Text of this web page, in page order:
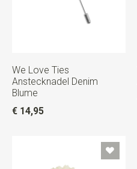
We Love Ties
Anstecknadel Denim
Blume
€ 14,95